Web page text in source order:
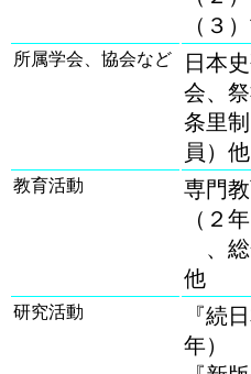
（３
所属学会、協会など
日本
会、
条里
員）他
教育活動
専門
（２
、総
他
研究活動
『続
年）